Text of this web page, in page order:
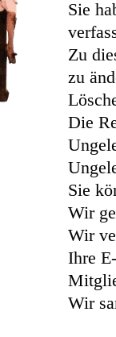
Sie
Zu
zu
Die
Sie
Wir
Wir
Ihre
Wir